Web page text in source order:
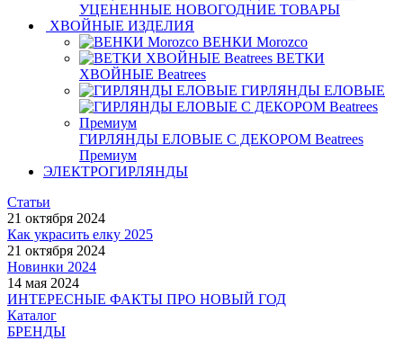
УЦЕНЕННЫЕ НОВОГОДНИЕ ТОВАРЫ
ХВОЙНЫЕ ИЗДЕЛИЯ
ВЕНКИ Morozco
ВЕТКИ
ХВОЙНЫЕ Beatrees
ГИРЛЯНДЫ ЕЛОВЫЕ
ГИРЛЯНДЫ ЕЛОВЫЕ С ДЕКОРОМ Beatrees
Премиум
ЭЛЕКТРОГИРЛЯНДЫ
Статьи
21 октября 2024
Как украсить елку 2025
21 октября 2024
Новинки 2024
14 мая 2024
ИНТЕРЕСНЫЕ ФАКТЫ ПРО НОВЫЙ ГОД
Каталог
БРЕНДЫ